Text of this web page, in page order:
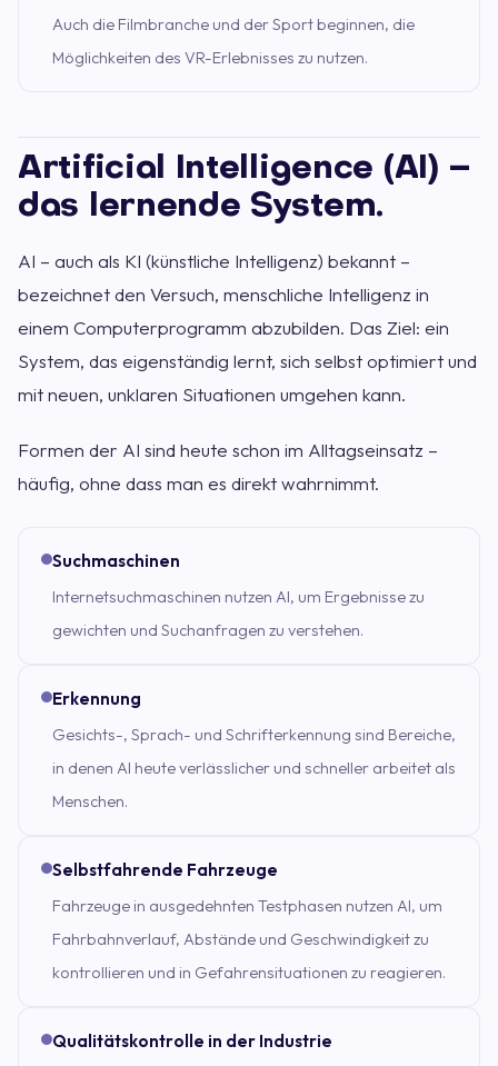
Auch die Filmbranche und der Sport beginnen, die
Möglichkeiten des VR-Erlebnisses zu nutzen.
Artificial Intelligence (AI) –
das lernende System.
AI – auch als KI (künstliche Intelligenz) bekannt –
bezeichnet den Versuch, menschliche Intelligenz in
einem Computerprogramm abzubilden. Das Ziel: ein
System, das eigenständig lernt, sich selbst optimiert und
mit neuen, unklaren Situationen umgehen kann.
Formen der AI sind heute schon im Alltagseinsatz –
häufig, ohne dass man es direkt wahrnimmt.
Suchmaschinen
Internetsuchmaschinen nutzen AI, um Ergebnisse zu
gewichten und Suchanfragen zu verstehen.
Erkennung
Gesichts-, Sprach- und Schrifterkennung sind Bereiche,
in denen AI heute verlässlicher und schneller arbeitet als
Menschen.
Selbstfahrende Fahrzeuge
Fahrzeuge in ausgedehnten Testphasen nutzen AI, um
Fahrbahnverlauf, Abstände und Geschwindigkeit zu
kontrollieren und in Gefahrensituationen zu reagieren.
Qualitätskontrolle in der Industrie